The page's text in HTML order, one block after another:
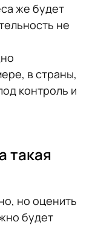
же будет
не
в страны,
контроль и
такая
но оценить
будет